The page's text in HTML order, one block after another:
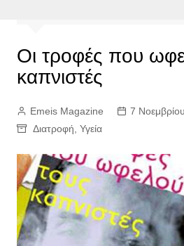
Oι τροφές που
καπνιστές
Emeis Magazine 7
Διατροφή Υγεία